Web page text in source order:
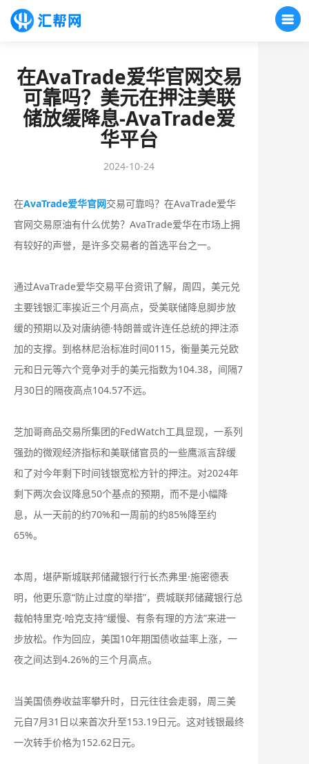
在AvaTrade爱华官网交易
可靠吗？美元在押注美联
储放缓降息-AvaTrade爱
华平台
2024-10-24
在AvaTrade爱华官网交易可靠吗？在AvaTrade爱华
官网交易原油有什么优势？ AvaTrade爱华在市场上拥
有较好的声誉，是许多交易者的首选平台之一。
通过AvaTrade爱华交易平台资讯了解，周四，美元兑
主要钱银汇率挨近三个月高点，受美联储降息脚步放
缓的预期以及对唐纳德·特朗普或许连任总统的押注添
加的支撑。到格林尼治标准时间0115，衡量美元兑欧
元和日元等六个竞争对手的美元指数为104.38，间隔7
月30日的隔夜高点104.57不远。
芝加哥商品交易所集团的FedWatch工具显现，一系列
强劲的微观经济指标和美联储官员的一些鹰派言辞缓
和了对今年剩下时间钱银宽松方针的押注。对2024年
剩下两次会议降息50个基点的预期，而不是小幅降
息，从一天前的约70%和一周前的约85%降至约
65%。
本周，堪萨斯城联邦储藏银行行长杰弗里·施密德表
明，他更乐意“防止过度的举措”，费城联邦储藏银行总
裁帕特里克·哈克支持“缓慢、有条有理的方法”来进一
步放松。作为回应，美国10年期国债收益率上涨，一
夜之间达到4.26%的三个月高点。
当美国债券收益率攀升时，日元往往会走弱，周三美
元自7月31日以来首次升至153.19日元。这对钱银最终
一次转手价格为152.62日元。